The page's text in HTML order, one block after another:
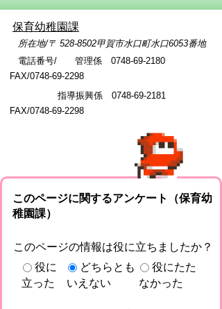
保育幼稚園課
所在地/〒 528-8502甲賀市水口町水口6053番地
電話番号/ 管理係 0748-69-2180
FAX/0748-69-2298
指導振興係 0748-69-2181
FAX/0748-69-2298
このページに関するアンケート（保育幼
稚園課）
このページの情報は役に立ちましたか？
役に
立った
どちらとも
いえない
役にたた
なかった